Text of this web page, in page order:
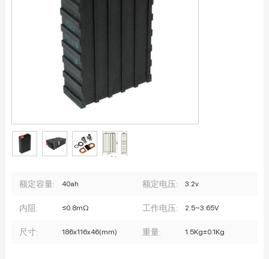
额定容量: 40ah 额定电压: 3.2v
内阻: ≤0.8mΩ 工作电压: 2.5~3.65V
尺寸: 186x116x46(mm) 重量: 1.5Kg±0.1Kg